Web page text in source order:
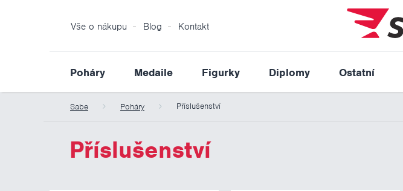
Vše o nákupu Blog Kontakt
Poháry Medaile Figurky Diplomy Ostatní
Sabe Poháry Příslušenství
Příslušenství